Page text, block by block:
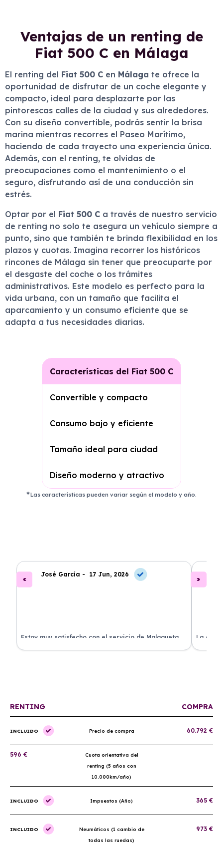
Ventajas de un renting de
Fiat 500 C en Málaga
El renting del Fiat 500 C en Málaga te ofrece la
oportunidad de disfrutar de un coche elegante y
compacto, ideal para desplazarte por las
pintorescas calles de la ciudad y sus alrededores.
Con su diseño convertible, podrás sentir la brisa
marina mientras recorres el Paseo Marítimo,
haciendo de cada trayecto una experiencia única.
Además, con el renting, te olvidas de
preocupaciones como el mantenimiento o el
seguro, disfrutando así de una conducción sin
estrés.
Optar por el Fiat 500 C a través de nuestro servicio
de renting no solo te asegura un vehículo siempre a
punto, sino que también te brinda flexibilidad en los
plazos y cuotas. Imagina recorrer los históricos
rincones de Málaga sin tener que preocuparte por
el desgaste del coche o los trámites
administrativos. Este modelo es perfecto para la
vida urbana, con un tamaño que facilita el
aparcamiento y un consumo eficiente que se
adapta a tus necesidades diarias.
Características del Fiat 500 C
Convertible y compacto
Consumo bajo y eficiente
Tamaño ideal para ciudad
Diseño moderno y atractivo
Las características pueden variar según el modelo y año.
José García - 17 Jun, 2026
Estoy muy satisfecho con el servicio de Malagueta
Renting. El coche llegó en perfectas condiciones y el
La
ha
RENTING COMPRA
INCLUIDO Precio de compra 60.792 €
596 €
Cuota orientativa del
renting (5 años con
10.000km/año)
INCLUIDO Impuestos (Año) 365 €
INCLUIDO
Neumáticos (1 cambio de
todas las ruedas)
973 €